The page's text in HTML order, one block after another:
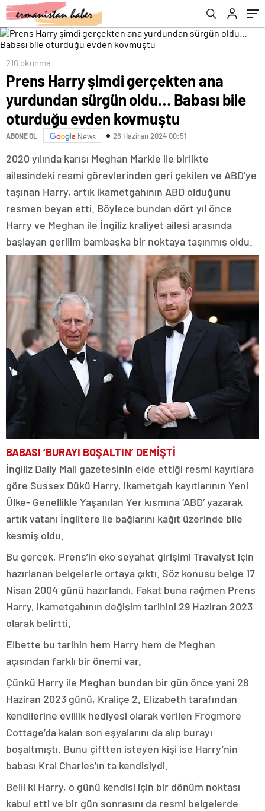
kovmuştu
210 okunma
Prens Harry şimdi gerçekten ana
yurdundan sürgün oldu… Babası bile
oturduğu evden kovmuştu
ABONE OL News 26 Haziran 2024 00:51
2020 yılında karısı Meghan Markle ile birlikte
ailesindeki resmi görevlerinden geri çekilen ve ABD’ye
taşınan Harry, artık ikametgahının ABD olduğunu
resmen beyan etti. Böylece bundan dört yıl önce
Harry ve Meghan ile İngiliz kraliyet ailesi arasında
başlayan gerilim bambaşka bir noktaya taşınmış oldu.
BABASI ‘BURAYI BOŞALTIN’ DEMİŞTİ
İngiliz Daily Mail gazetesinin elde ettiği resmi kayıtlara
göre Sussex Dükü Harry, ikametgah kayıtlarının Yeni
Ülke- Genellikle Yaşanılan Yer kısmına ‘ABD’ yazarak
artık vatanı İngiltere ile bağlarını kağıt üzerinde bile
kesmiş oldu.
Bu gerçek, Prens’in eko seyahat girişimi Travalyst için
hazırlanan belgelerle ortaya çıktı. Söz konusu belge 17
Nisan 2004 günü hazırlandı. Fakat buna rağmen Prens
Harry, ikametgahının değişim tarihini 29 Haziran 2023
olarak belirtti.
Elbette bu tarihin hem Harry hem de Meghan
açısından farklı bir önemi var.
Çünkü Harry ile Meghan bundan bir gün önce yani 28
Haziran 2023 günü, Kraliçe 2. Elizabeth tarafından
kendilerine evlilik hediyesi olarak verilen Frogmore
Cottage’da kalan son eşyalarını da alıp burayı
boşaltmıştı. Bunu çiftten isteyen kişi ise Harry’nin
babası Kral Charles’ın ta kendisiydi.
Belli ki Harry, o günü kendisi için bir dönüm noktası
kabul etti ve bir gün sonrasını da resmi belgelerde